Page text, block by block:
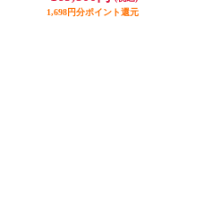
1,698円分ポイント還元